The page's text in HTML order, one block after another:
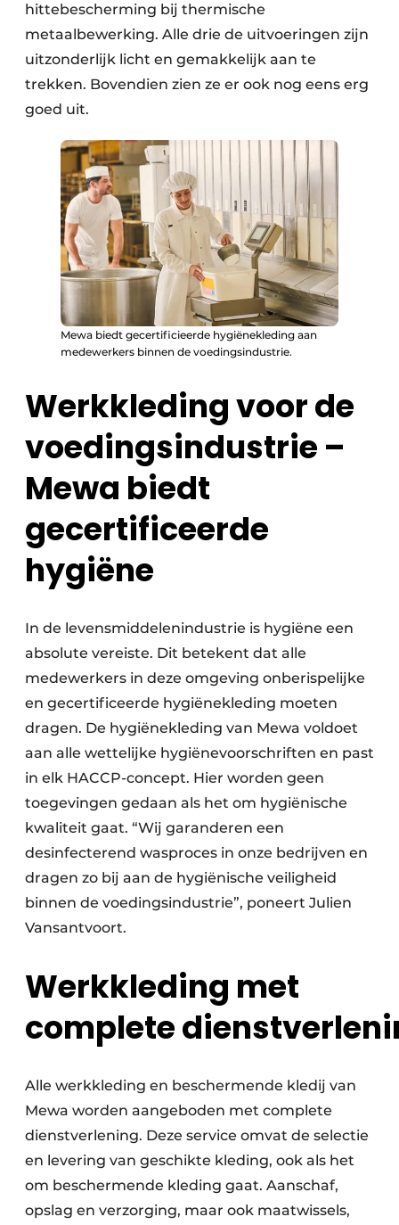
hittebescherming bij thermische
metaalbewerking. Alle drie de uitvoeringen zijn
uitzonderlijk licht en gemakkelijk aan te
trekken. Bovendien zien ze er ook nog eens erg
goed uit.
Mewa biedt gecertificieerde hygiënekleding aan
medewerkers binnen de voedingsindustrie.
Werkkleding voor de
voedingsindustrie –
Mewa biedt
gecertificeerde
hygiëne
In de levensmiddelenindustrie is hygiëne een
absolute vereiste. Dit betekent dat alle
medewerkers in deze omgeving onberispelijke
en gecertificeerde hygiënekleding moeten
dragen. De hygiënekleding van Mewa voldoet
aan alle wettelijke hygiënevoorschriften en past
in elk HACCP-concept. Hier worden geen
toegevingen gedaan als het om hygiënische
kwaliteit gaat. “Wij garanderen een
desinfecterend wasproces in onze bedrijven en
dragen zo bij aan de hygiënische veiligheid
binnen de voedingsindustrie”, poneert Julien
Vansantvoort.
Werkkleding met
complete
Alle werkkleding en beschermende kledij van
Mewa worden aangeboden met complete
dienstverlening. Deze service omvat de selectie
en levering van geschikte kleding, ook als het
om beschermende kleding gaat. Aanschaf,
opslag en verzorging, maar ook maatwissels,